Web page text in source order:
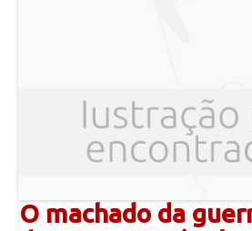
O machado da